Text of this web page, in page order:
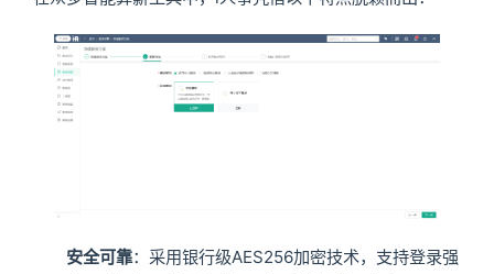
安全可靠：采用银行级AES256加密技术，支持登录强